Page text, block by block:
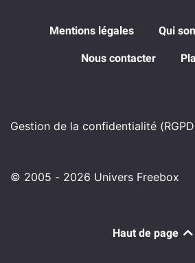
Mentions légales Qui
Nous contacter
Gestion de la confidentialité
© 2005 - 2026 Univers Freebox
Haut de page